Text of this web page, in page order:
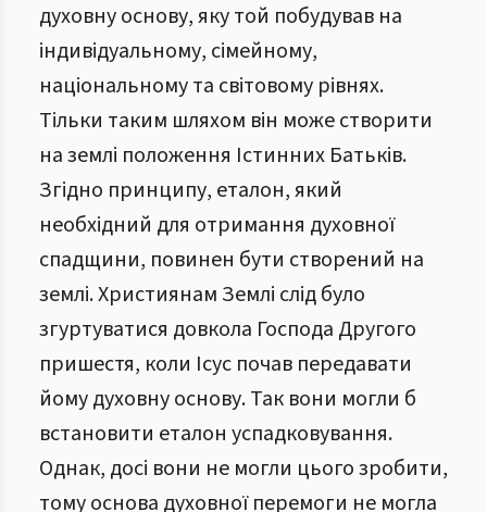
духовну основу, яку той побудував на
індивідуальному, сімейному,
національному та світовому рівнях.
Тільки таким шляхом він може створити
на землі положення Істинних Батьків.
Згідно принципу, еталон, який
необхідний для отримання духовної
спадщини, повинен бути створений на
землі. Християнам Землі слід було
згуртуватися довкола Господа Другого
пришестя, коли Ісус почав передавати
йому духовну основу. Так вони могли б
встановити еталон успадковування.
Однак, досі вони не могли цього зробити,
тому основа духовної перемоги не могла